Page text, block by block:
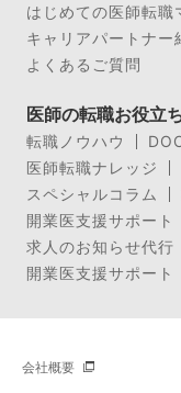
はじめての医師転職
キャリアパートナー
よくあるご質問
医師の転職お役立
転職ノウハウ
医師転職ナレッジ
スペシャルコラム
開業医支援サポート
求人のお知らせ代行
開業医支援サポート
会社概要